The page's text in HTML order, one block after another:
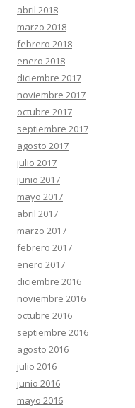
abril 2018
marzo 2018
febrero 2018
enero 2018
diciembre 2017
noviembre 2017
octubre 2017
septiembre 2017
agosto 2017
julio 2017
junio 2017
mayo 2017
abril 2017
marzo 2017
febrero 2017
enero 2017
diciembre 2016
noviembre 2016
octubre 2016
septiembre 2016
agosto 2016
julio 2016
junio 2016
mayo 2016